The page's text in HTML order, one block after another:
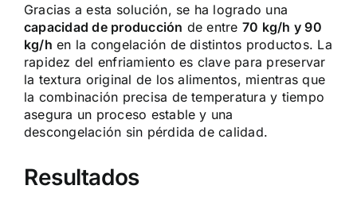
Gracias a esta solución, se ha logrado una
capacidad de producción de entre 70 kg/h y 90
kg/h en la congelación de distintos productos. La
rapidez del enfriamiento es clave para preservar
la textura original de los alimentos, mientras que
la combinación precisa de temperatura y tiempo
asegura un proceso estable y una
descongelación sin pérdida de calidad.
Resultados